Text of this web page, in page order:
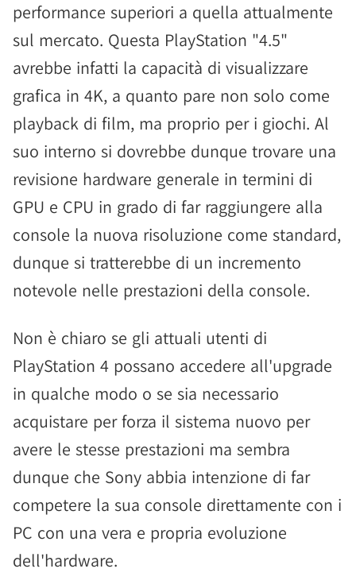
performance superiori a quella attualmente
sul mercato. Questa PlayStation "4.5"
avrebbe infatti la capacità di visualizzare
grafica in 4K, a quanto pare non solo come
playback di film, ma proprio per i giochi. Al
suo interno si dovrebbe dunque trovare una
revisione hardware generale in termini di
GPU e CPU in grado di far raggiungere alla
console la nuova risoluzione come standard,
dunque si tratterebbe di un incremento
notevole nelle prestazioni della console.
Non è chiaro se gli attuali utenti di
PlayStation 4 possano accedere all'upgrade
in qualche modo o se sia necessario
acquistare per forza il sistema nuovo per
avere le stesse prestazioni ma sembra
dunque che Sony abbia intenzione di far
competere la sua console direttamente con i
PC con una vera e propria evoluzione
dell'hardware.